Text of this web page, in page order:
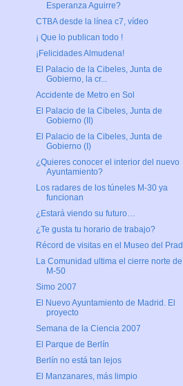
Esperanza Aguirre?
CTBA desde la línea c7, vídeo
¡ Que lo publican todo !
¡Felicidades Almudena!
El Palacio de la Cibeles, Junta de
Gobierno, la cr...
Accidente de Metro en Sol
El Palacio de la Cibeles, Junta de
Gobierno (II)
El Palacio de la Cibeles, Junta de
Gobierno (I)
¿Quieres conocer el interior del nuevo
Ayuntamiento?
Los radares de los túneles M-30 ya
funcionan
¿Estará viendo su futuro…
¿Te gusta tu horario de trabajo?
Récord de visitas en el Museo del
La Comunidad ultima el cierre norte
M-50
Simo 2007
El Nuevo Ayuntamiento de Madrid. El
proyecto
Semana de la Ciencia 2007
El Parque de Berlín
Berlín no está tan lejos
El Manzanares, más limpio